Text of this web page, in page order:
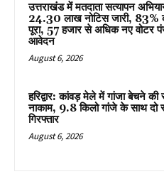
उत्तराखंड में मतदाता सत्यापन
24.30 लाख नोटिस जारी, 83%
पूरा, 57 हजार से अधिक नए वोटर
आवेदन
August 6, 2026
हरिद्वार: कांवड़ मेले में गांजा बेचने की
नाकाम, 9.8 किलो गांजे के साथ दो
गिरफ्तार
August 6, 2026